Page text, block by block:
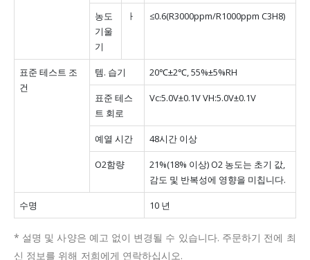
농도
기울
기
ㅏ ≤0.6(R3000ppm/R1000ppm C3H8)
표준 테스트 조
건
템. 습기 20℃±2℃, 55%±5%RH
표준 테스
트 회로
Vc:5.0V±0.1V VH:5.0V±0.1V
예열 시간 48시간 이상
O2함량
21%(18% 이상) O2 농도는 초기 값,
감도 및 반복성에 영향을 미칩니다.
수명 10 년
* 설명 및 사양은 예고 없이 변경될 수 있습니다. 주문하기 전에 최
신 정보를 위해 저희에게 연락하십시오.